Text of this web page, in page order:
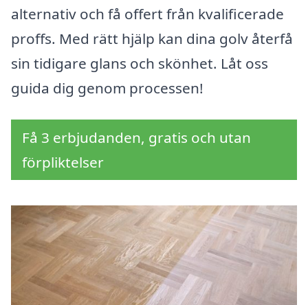
alternativ och få offert från kvalificerade
proffs. Med rätt hjälp kan dina golv återfå
sin tidigare glans och skönhet. Låt oss
guida dig genom processen!
Få 3 erbjudanden, gratis och utan
förpliktelser